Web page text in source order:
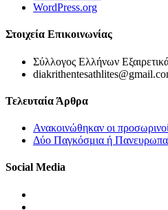
WordPress.org
Στοιχεία Επικοινωνίας
Σύλλογος Ελλήνων
Τελευταία Άρθρα
Ανακοινώθηκαν οι
Δύο Παγκόσμια ή
Social Media